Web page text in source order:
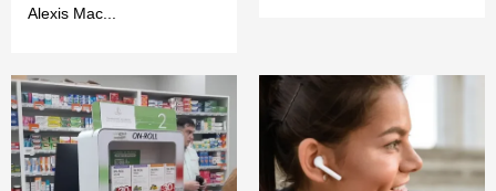
Alexis Mac...